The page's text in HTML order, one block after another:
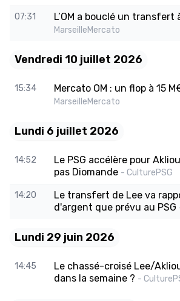
07:31 L’OM a bouclé un transfert
MarseilleMercato
Vendredi 10 juillet 2026
15:34 Mercato OM : un flop à 15
MarseilleMercato
Lundi 6 juillet 2026
14:52
Le PSG accélère pour
pas Diomande - CulturePSG
14:20
Le transfert de Lee va
d'argent que prévu au PSG
Lundi 29 juin 2026
14:45
Le chassé-croisé Lee/
dans la semaine ? -